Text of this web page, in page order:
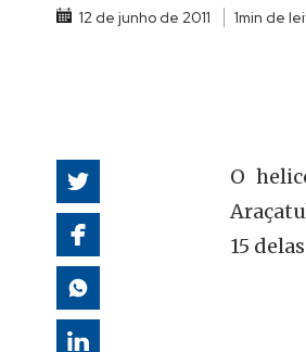
12 de junho de 2011 1min de
O
15